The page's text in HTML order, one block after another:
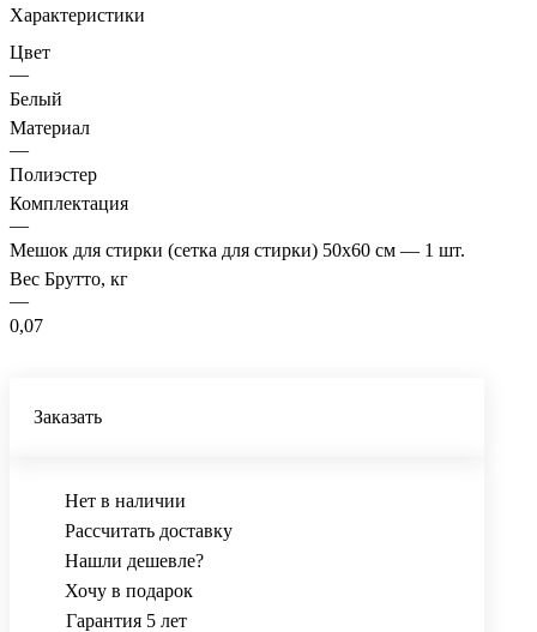
Характеристики
Цвет
—
Белый
Материал
—
Полиэстер
Комплектация
—
Мешок для стирки (сетка для стирки) 50х60 см — 1 шт.
Вес Брутто, кг
—
0,07
Заказать
Нет в наличии
Рассчитать доставку
Нашли дешевле?
Хочу в подарок
Гарантия 5 лет